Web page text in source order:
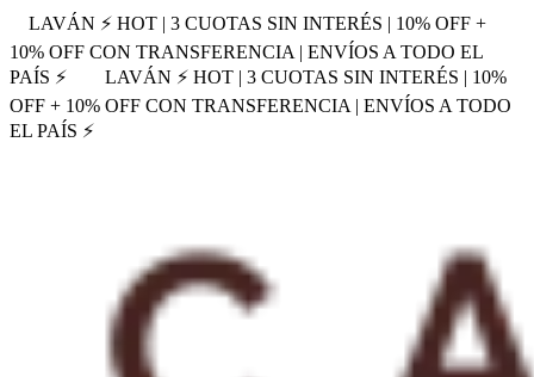
LAVÁN ⚡ HOT | 3 CUOTAS SIN INTERÉS | 10% OFF +
10% OFF CON TRANSFERENCIA | ENVÍOS A TODO EL
PAÍS ⚡
LAVÁN ⚡ HOT | 3 CUOTAS SIN INTERÉS | 10%
OFF + 10% OFF CON TRANSFERENCIA | ENVÍOS A TODO
EL PAÍS ⚡